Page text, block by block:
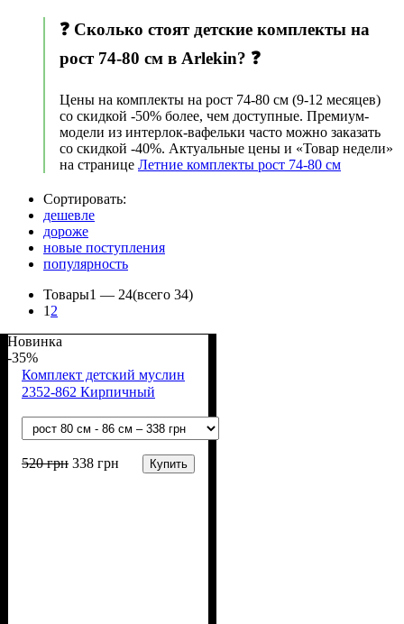
❓ Сколько стоят детские комплекты на
рост 74-80 см в Arlekin? ❓
Цены на комплекты на рост 74-80 см (9-12 месяцев)
со скидкой -50% более, чем доступные. Премиум-
модели из интерлок-вафельки часто можно заказать
со скидкой -40%. Актуальные цены и «Товар недели»
на странице Летние комплекты рост 74-80 см
Сортировать:
дешевле
дороже
новые поступления
популярность
Товары1 — 24(всего 34)
1 2
Новинка
-35%
Комплект детский муслин
2352-862 Кирпичный
520грн 338 грн Купить